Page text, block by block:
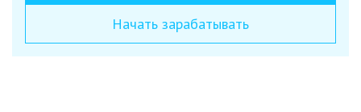
Начать зарабатывать